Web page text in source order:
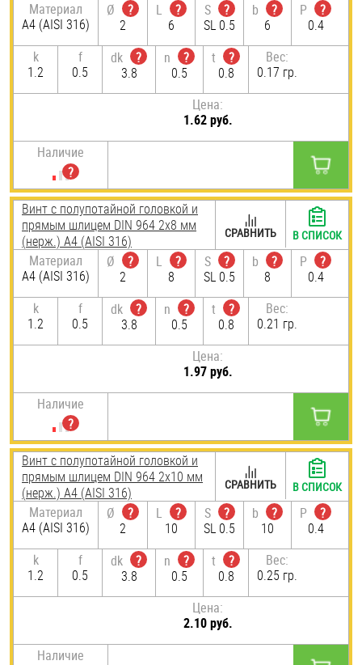
Материал
A4 (AISI 316)
Ø
?
2
L
?
6
S
?
SL 0.5
b
?
6
P
?
0.4
k
1.2
f
0.5
dk
?
3.8
n
?
0.5
t
?
0.8
Вес:
0.17 гр.
Цена:
1.62 руб.
Наличие
Винт с полупотайной головкой и
прямым шлицем DIN 964 2х8 мм
(нерж.) A4 (AISI 316)
Материал
A4 (AISI 316)
Ø
?
2
L
?
8
S
?
SL 0.5
b
?
8
P
?
0.4
k
1.2
f
0.5
dk
?
3.8
n
?
0.5
t
?
0.8
Вес:
0.21 гр.
Цена:
1.97 руб.
Наличие
СРАВНИТЬ В СПИСОК
Винт с полупотайной головкой и
прямым шлицем DIN 964 2х10 мм
(нерж.) A4 (AISI 316)
Материал
A4 (AISI 316)
Ø
?
2
L
?
10
S
?
SL 0.5
b
?
10
P
?
0.4
k
1.2
f
0.5
dk
?
3.8
n
?
0.5
t
?
0.8
Вес:
0.25 гр.
Цена:
2.10 руб.
Наличие
СРАВНИТЬ В СПИСОК